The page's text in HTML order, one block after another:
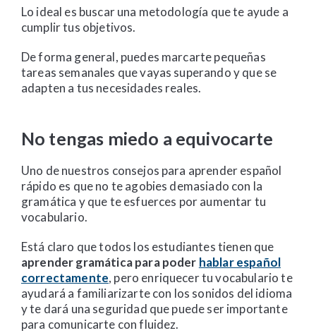
Lo ideal es buscar una metodología que te ayude a
cumplir tus objetivos.
De forma general, puedes marcarte pequeñas
tareas semanales que vayas superando y que se
adapten a tus necesidades reales.
No tengas miedo a equivocarte
Uno de nuestros consejos para aprender español
rápido es que no te agobies demasiado con la
gramática y que te esfuerces por aumentar tu
vocabulario.
Está claro que todos los estudiantes tienen que
aprender gramática para poder hablar español
correctamente, pero enriquecer tu vocabulario te
ayudará a familiarizarte con los sonidos del idioma
y te dará una seguridad que puede ser importante
para comunicarte con fluidez.